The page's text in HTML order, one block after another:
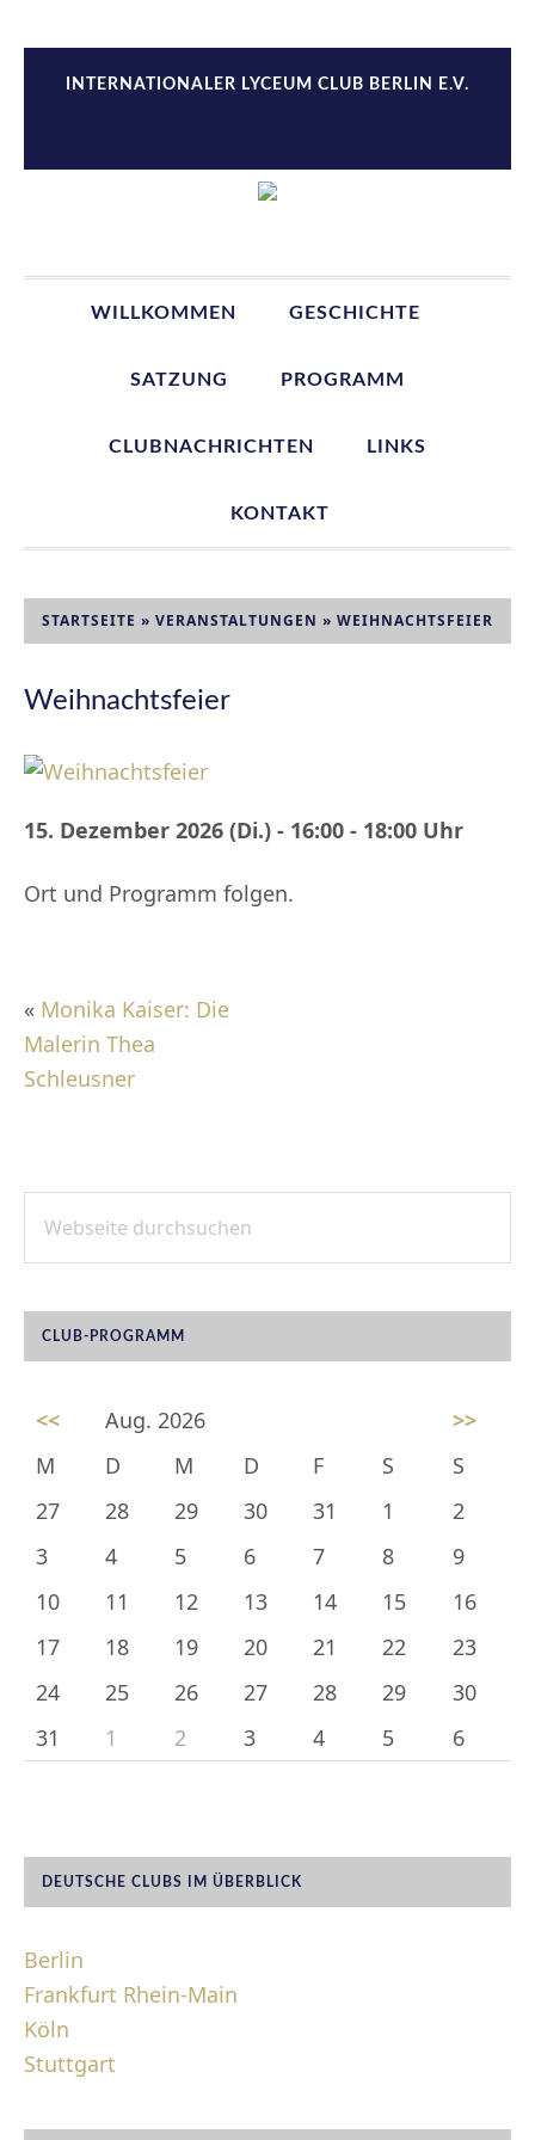
Hauptnavigation
springen
Inhalt
springen
Seitenspalte
springen
Fußzeile
springenINTERNATIONALER LYCEUM CLUB BERLIN E.V.
WILLKOMMEN GESCHICHTE
SATZUNG PROGRAMM
CLUBNACHRICHTEN LINKS
KONTAKT
STARTSEITE » VERANSTALTUNGEN » WEIHNACHTSFEIER
Weihnachtsfeier
15. Dezember 2026 (Di.) - 16:00 - 18:00 Uhr
Ort und Programm folgen.
« Monika Kaiser: Die
Malerin Thea
Schleusner
SEITENSPALTE
durchsuchen
CLUB-PROGRAMM
<< Aug. 2026
>>
M
D M D F S
S
27
28 29 30 31 1
2
3
4 5 6 7 8
9
10
11 12 13 14 15
16
17
18 19 20 21 22
23
24
25 26 27 28 29
30
31
1 2 3 4 5 6
DEUTSCHE CLUBS IM ÜBERBLICK
Berlin
Frankfurt Rhein-Main
Köln
Stuttgart